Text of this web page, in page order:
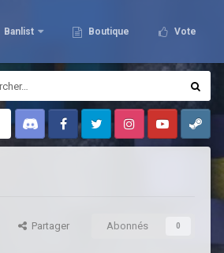
Banlist Boutique Vote
Discord FacebookTwitter InstagramYoutubeSteam
Partager Abonnés 0